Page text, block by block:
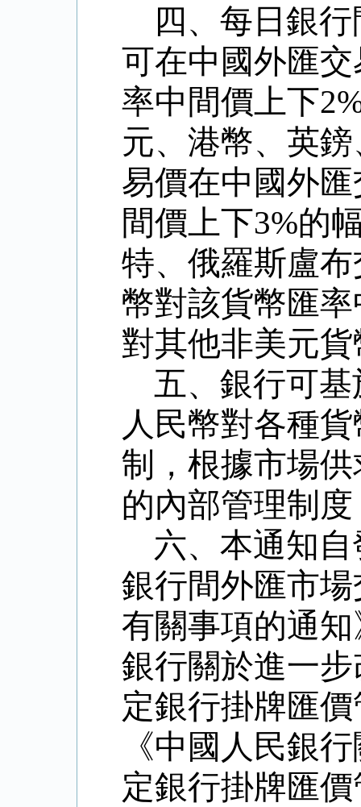
四、每日銀
可在中國外匯
率中間價上下
元、港幣、英
易價在中國外
間價上下3%的
特、俄羅斯盧
幣對該貨幣匯
對其他非美元
五、銀行可
人民幣對各種
制，根據市場
的內部管理制
六、本通知
銀行間外匯市
有關事項的通
銀行關於進一
定銀行掛牌匯
《中國人民銀
定銀行掛牌匯